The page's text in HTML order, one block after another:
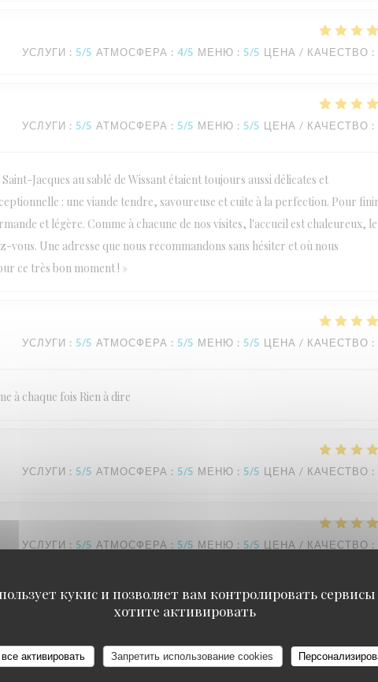
кукис и позволяет вам контролировать
хотите активировать
активировать Запретить использование cookies
УСЛУГИ : 5/5 АТМОСФЕРА : 4/5 МЕНЮ : 5/5 ЦЕНА / КАЧЕСТВО :
УСЛУГИ : 5/5 АТМОСФЕРА : 5/5 МЕНЮ : 5/5 ЦЕНА / КАЧЕСТВО :
Jacques au sablé de Wissant étaient toujours aussi délicates et
: une viande tendre, savoureuse et cuite à la perfection. Pour
et légère. Comme à chacune de nos visites, l'accueil est chaleureux, le
vous. Une adresse que nous recommandons sans hésiter et où nous
ce très bon moment ! »
УСЛУГИ : 5/5 АТМОСФЕРА : 5/5 МЕНЮ : 5/5 ЦЕНА / КАЧЕСТВО :
à chaque fois Rien à dire
УСЛУГИ : 5/5 АТМОСФЕРА : 5/5 МЕНЮ : 5/5 ЦЕНА / КАЧЕСТВО :
УСЛУГИ : 5/5 АТМОСФЕРА : 5/5 МЕНЮ : 5/5 ЦЕНА / КАЧЕСТВО :
L'Estival